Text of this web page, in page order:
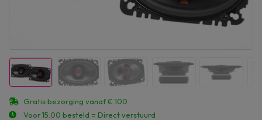
Gratis bezorging vanaf € 100
Voor 15:00 besteld = Direct verstuurd